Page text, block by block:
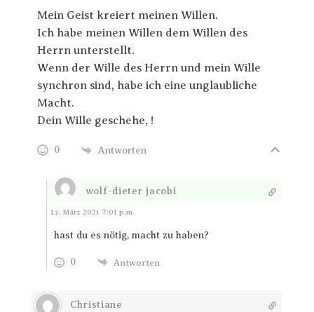
Mein Geist kreiert meinen Willen.
Ich habe meinen Willen dem Willen des
Herrn unterstellt.
Wenn der Wille des Herrn und mein Wille
synchron sind, habe ich eine unglaubliche
Macht.
Dein Wille geschehe, !
0 Antworten
wolf-dieter jacobi
Antworten
13. März 2021 7:01 p.m.
hast du es nötig, macht zu haben?
0 Antworten
Christiane